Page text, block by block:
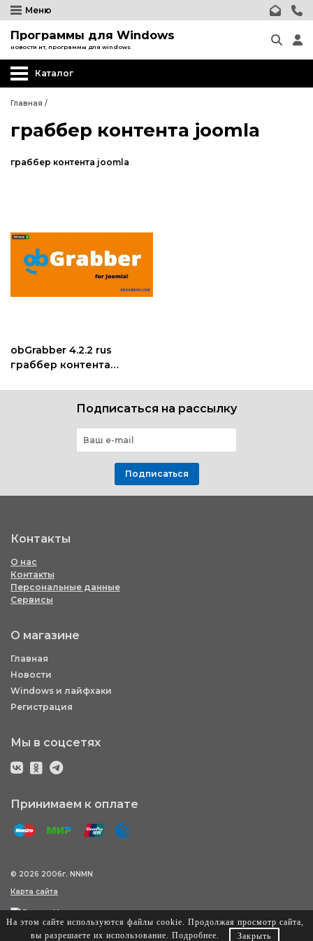
Меню
Программы для Windows
новости ит, программы для windows
Каталог
Главная /
граббер контента joomla
граббер контента joomla
obGrabber 4.2.2 rus
граббер контента
Подписаться на рассылку
Подписаться
Контакты
О нас
Контакты
Персональные данные
Сервисы
О магазине
Главная
Новости
Windows и лайфхаки
Регистрация
Мы в соцсетях
Принимаем к оплате
© 2026 2006г. NNMN
Карта сайта
На этом сайте используются файлы cookie. Продолжая просмотр сайта,
вы разрешаете их использование. Подробнее. Закрыть